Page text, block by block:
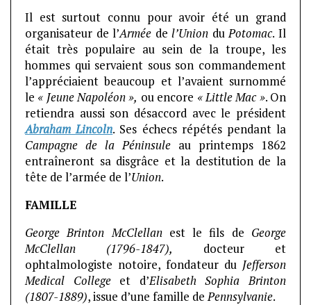
Il est surtout connu pour avoir été un grand
organisateur de l’Armée de l’Union duPotomac. Il
était très populaire au sein de la troupe, les
hommes qui servaient sous son commandement
l’appréciaient beaucoup et l’avaient surnommé
le « Jeune Napoléon », ou encore « Little Mac ». On
retiendra aussi son désaccord avec le président
Abraham Lincoln. Ses échecs répétés pendant la
Campagne de la Péninsule au printemps 1862
entraîneront sa disgrâce et la destitution de la
tête de l’armée de l’Union.
FAMILLE
George Brinton McClellanest le fils de George
McClellan (1796-1847), docteur et
ophtalmologiste notoire, fondateur du Jefferson
Medical College et d’Elisabeth Sophia Brinton
(1807-1889), issue d’une famille dePennsylvanie.